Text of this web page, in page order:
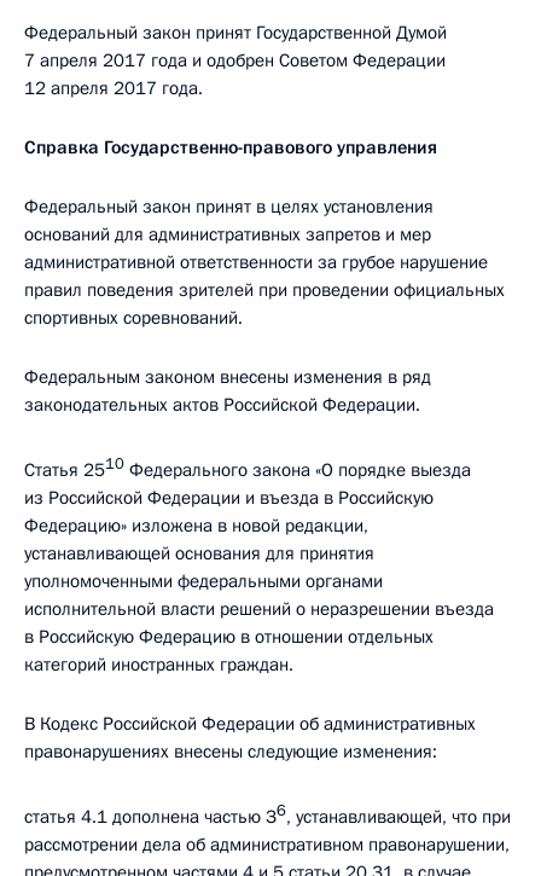
Федеральный закон принят Государственной Думой
7 апреля 2017 года и одобрен Советом Федерации
12 апреля 2017 года.
Справка Государственно-правового управления
Федеральный закон принят в целях установления
оснований для административных запретов и мер
административной ответственности за грубое нарушение
правил поведения зрителей при проведении официальных
спортивных соревнований.
Федеральным законом внесены изменения в ряд
законодательных актов Российской Федерации.
Статья 2510 Федерального закона «О порядке выезда
из Российской Федерации и въезда в Российскую
Федерацию» изложена в новой редакции,
устанавливающей основания для принятия
уполномоченными федеральными органами
исполнительной власти решений о неразрешении въезда
в Российскую Федерацию в отношении отдельных
категорий иностранных граждан.
В Кодекс Российской Федерации об административных
правонарушениях внесены следующие изменения:
статья 4.1 дополнена частью З6, устанавливающей, что при
рассмотрении дела об административном правонарушении,